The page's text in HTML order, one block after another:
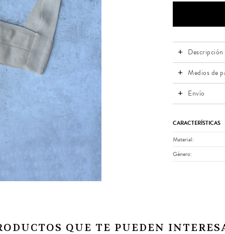
Descripción
Medios de
Envío
CARACTERÍSTICAS
Material
Género
QUE TE PUEDEN